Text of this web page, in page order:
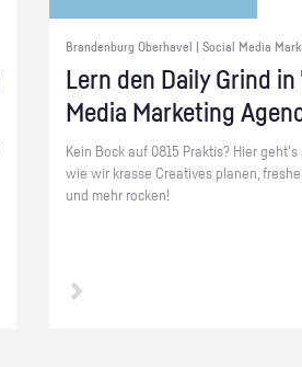
Brandenburg Oberhavel | Social Media
Lern den Daily Grind in
Media Mar­ke­ting
Kein Bock auf 0815 Prak­tis? Hier
wie wir kras­se Crea­ti­ves pla­nen,
und mehr ro­cken!